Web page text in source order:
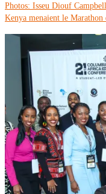
Photos: Isseu Diouf
Kenya menaient le Marathon